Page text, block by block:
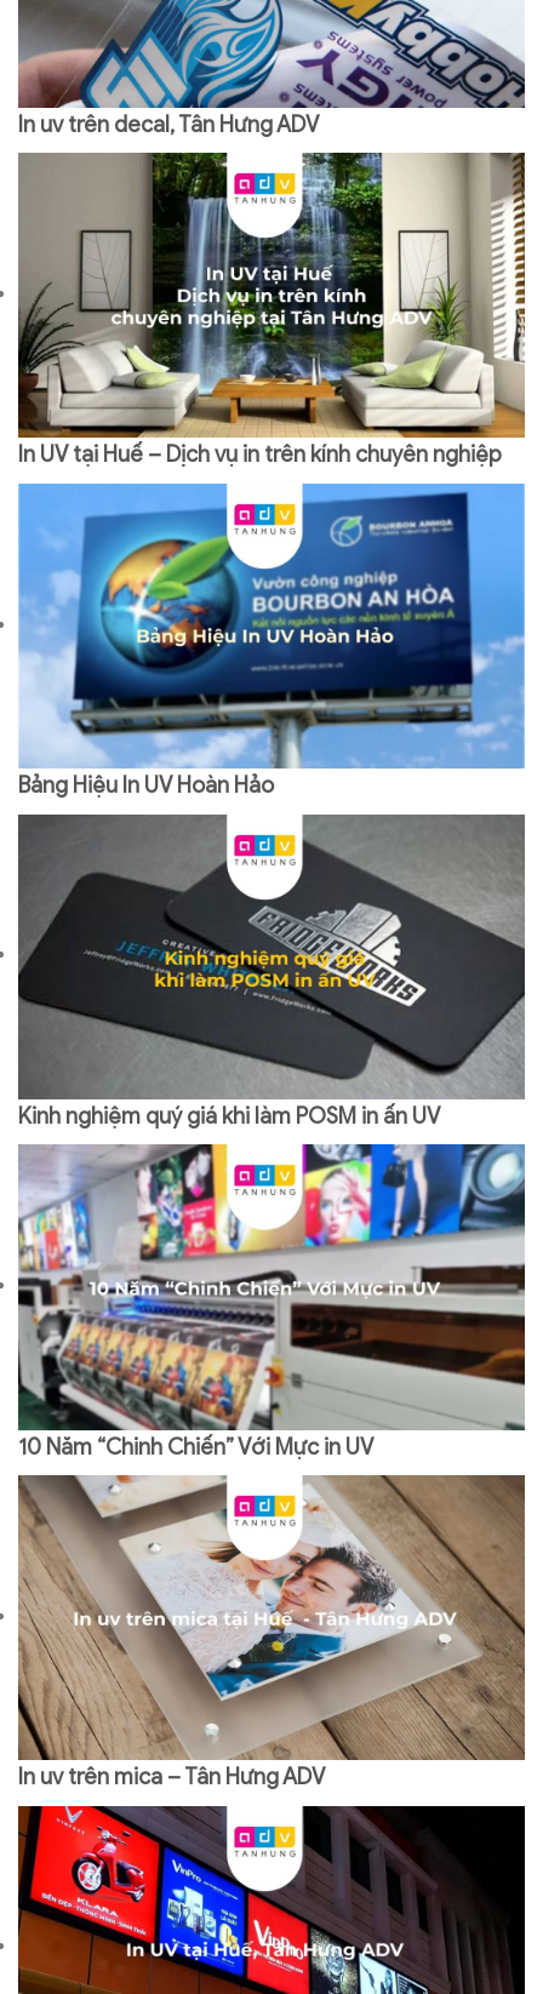
In uv trên decal, Tân Hưng ADV
In UV tại Huế – Dịch vụ in trên kính chuyên nghiệp
Bảng Hiệu In UV Hoàn Hảo
Kinh nghiệm quý giá khi làm POSM in ấn UV
10 Năm “Chinh Chiến” Với Mực in UV
In uv trên mica – Tân Hưng ADV